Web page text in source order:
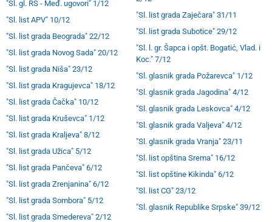
"Sl. gl. RS - Međ. ugovori" 1/12
"Sl. list APV" 10/12
"Sl. list grada Beograda" 22/12
"Sl. list grada Novog Sada" 20/12
"Sl. list grada Niša" 23/12
"Sl. list grada Kragujevca" 18/12
"Sl. list grada Čačka" 10/12
"Sl. list grada Kruševca" 1/12
"Sl. list grada Kraljeva" 8/12
"Sl. list grada Užica" 5/12
"Sl. list grada Pančeva" 6/12
"Sl. list grada Zrenjanina" 6/12
"Sl. list grada Sombora" 5/12
"Sl. list grada Smedereva" 2/12
"Sl. list grada Zaječara" 31/11
"Sl. list grada Subotice" 29/12
"Sl. l. gr. Šapca i opšt. Bogatić, Vlad. i
Koc." 7/12
"Sl. glasnik grada Požarevca" 1/12
"Sl. glasnik grada Jagodina" 4/12
"Sl. glasnik grada Leskovca" 4/12
"Sl. glasnik grada Valjeva" 4/12
"Sl. glasnik grada Vranja" 23/11
"Sl. list opština Srema" 16/12
"Sl. list opštine Kikinda" 6/12
"Sl. list CG" 23/12
"Sl. glasnik Republike Srpske" 39/12